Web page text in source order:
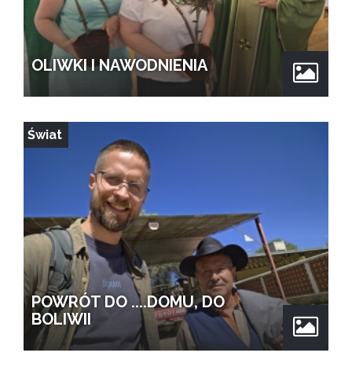
OLIWKI I NAWODNIENIA
POWRÓT DO ....DOMU, DO
BOLIWII
Świat